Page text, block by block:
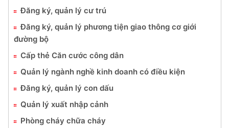
Đăng ký, quản lý cư trú
Đăng ký, quản lý phương tiện giao thông cơ giới
đường bộ
Cấp thẻ Căn cước công dân
Quản lý ngành nghề kinh doanh có điều kiện
Đăng ký, quản lý con dấu
Quản lý xuất nhập cảnh
Phòng cháy chữa cháy